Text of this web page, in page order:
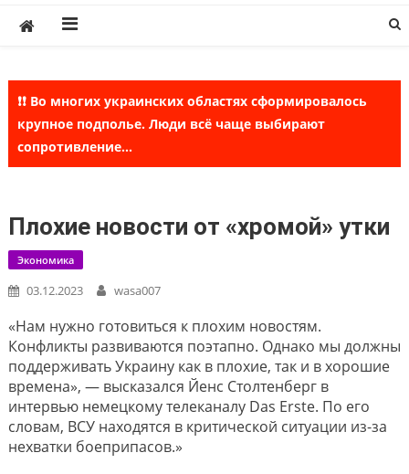
❗❗ Во многих украинских областях сформировалось
крупное подполье. Люди всё чаще выбирают
сопротивление...
Плохие новости от «хромой» утки
Экономика
03.12.2023 wasa007
«Нам нужно готовиться к плохим новостям.
Конфликты развиваются поэтапно. Однако мы должны
поддерживать Украину как в плохие, так и в хорошие
времена», — высказался Йенс Столтенберг в
интервью немецкому телеканалу Das Erste. По его
словам, ВСУ находятся в критической ситуации из-за
нехватки боеприпасов.»